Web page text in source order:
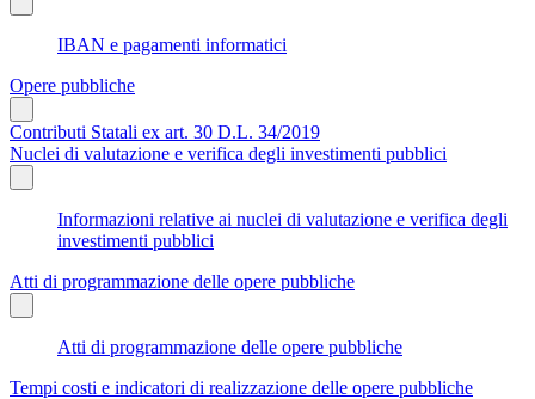
IBAN e pagamenti informatici
Opere pubbliche
Contributi Statali ex art. 30 D.L. 34/2019
Nuclei di valutazione e verifica degli investimenti pubblici
Informazioni relative ai nuclei di valutazione e verifica degli
investimenti pubblici
Atti di programmazione delle opere pubbliche
Atti di programmazione delle opere pubbliche
Tempi costi e indicatori di realizzazione delle opere pubbliche